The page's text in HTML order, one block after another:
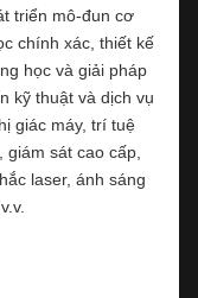
triển mô-đun cơ
chính xác, thiết kế
học và giải pháp
kỹ thuật và dịch vụ
giác máy, trí tuệ
giám sát cao cấp,
laser, ánh sáng